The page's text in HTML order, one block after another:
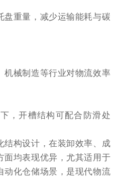
盘重量，减少运输能耗与碳
机械制造等行业对物流效率
，开槽结构可配合防滑处
结构设计，在装卸效率、成
面均表现优异，尤其适用于
动化仓储场景，是现代物流